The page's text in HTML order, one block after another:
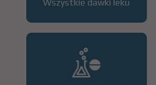
Wszystkie dawki leku